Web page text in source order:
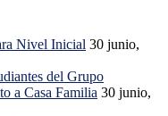
Nivel Inicial 30 junio,
del Grupo
a Casa Familia 30 junio,